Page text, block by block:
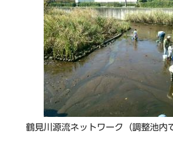
鶴見川源流ネットワーク（調整池